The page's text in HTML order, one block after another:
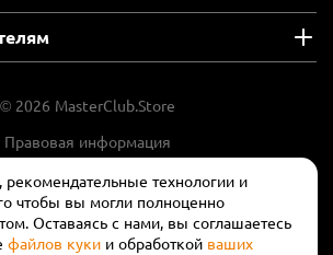
рекомендательные технологии и
чтобы вы могли полноценно
Оставаясь с нами, вы соглашаетесь
файлов куки и обработкой ваших
© 2026 MasterClub.Store
Правовая информация
об обработки и защите
персональных данных